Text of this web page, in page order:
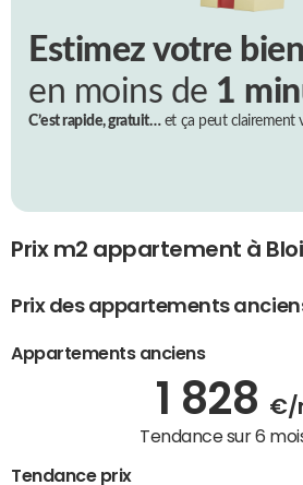
Estimez votre bien
en moins de 1
C’est rapide, gratuit…et ça peut clairement
Prix m2 appartement à
Prix des appartements
Appartements anciens
1 828 €/
Tendance sur 6
Tendance prix